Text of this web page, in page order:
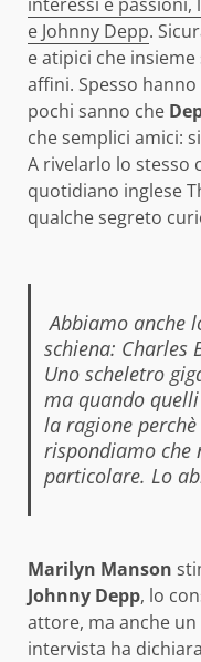
e Johnny Depp.
e atipici che
affini. Spesso
pochi sanno che
che semplici amici:
A rivelarlo lo stesso
quotidiano inglese
qualche segreto
Abbiamo anche
schiena: Charles
Uno scheletro
ma quando
la ragione
rispondiamo che
particolare. Lo
Marilyn Manson
Johnny Depp, lo
attore, ma anche
intervista ha